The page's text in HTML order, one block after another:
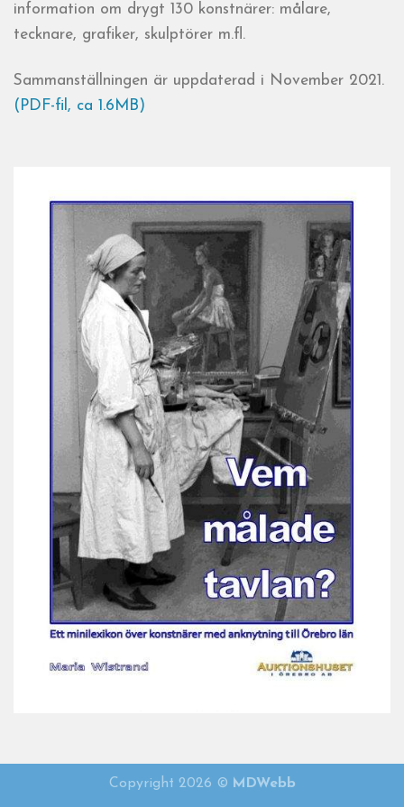
information om drygt 130 konstnärer: målare,
tecknare, grafiker, skulptörer m.fl.
Sammanställningen är uppdaterad i November 2021.
(PDF-fil, ca 1.6MB)
Copyright 2026 © MDWebb